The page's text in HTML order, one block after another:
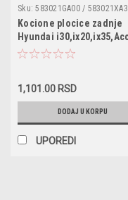
Sku: 583021GA00 /
583020ZA00 / 583021KA30 /
1209.02 / GDB3421 / GDB3451 /
DBS3306
Kocione plocice zadnje
Hyundai
3 '05-'10,Sonata 2.4,Kia
1,101.00 RSD
DODAJ U KORPU
UPOREDI